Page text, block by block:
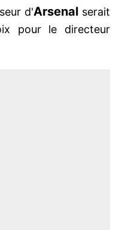
d'Arsenal serait
pour le directeur